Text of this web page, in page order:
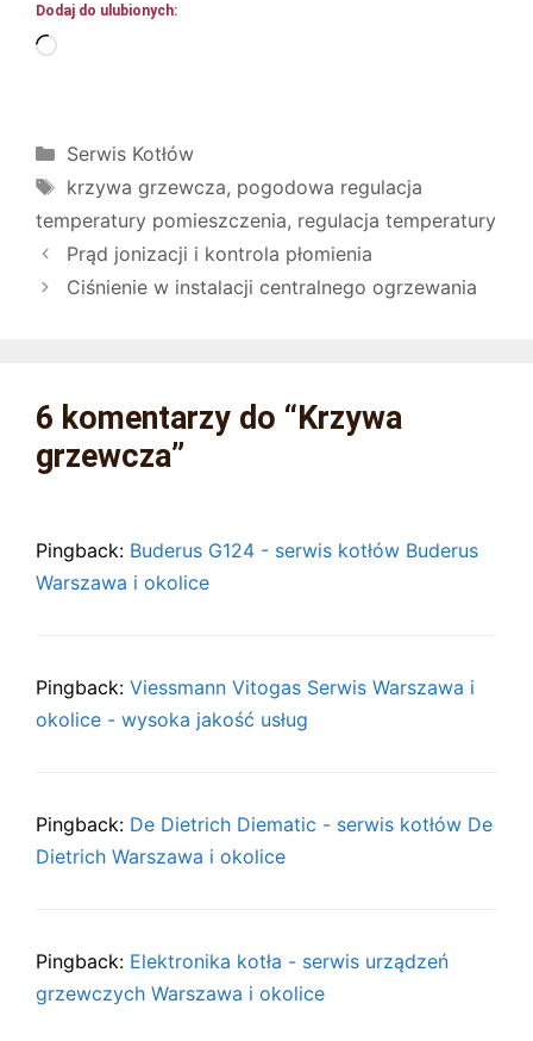
Dodaj do ulubionych:
Wczytywanie…
Kategorie
Serwis Kotłów
Tagi
krzywa grzewcza, pogodowa regulacja
temperatury pomieszczenia, regulacja temperatury
Prąd jonizacji i kontrola płomienia
Ciśnienie w instalacji centralnego ogrzewania
6 komentarzy do “Krzywa
grzewcza”
Pingback: Buderus G124 - serwis kotłów Buderus
Warszawa i okolice
Pingback: Viessmann Vitogas Serwis Warszawa i
okolice - wysoka jakość usług
Pingback: De Dietrich Diematic - serwis kotłów De
Dietrich Warszawa i okolice
Pingback: Elektronika kotła - serwis urządzeń
grzewczych Warszawa i okolice